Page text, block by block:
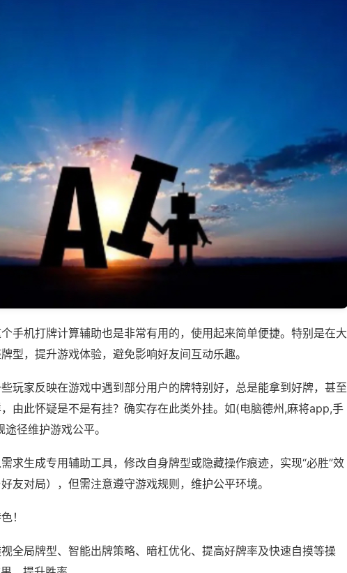
手机打牌计算辅助也是非常有用的，使用起来简单便捷。特别是在大
型，提升游戏体验，避免影响好友间互动乐趣。
玩家反映在游戏中遇到部分用户的牌特别好，总是能拿到好牌，甚至
由此怀疑是不是有挂？确实存在此类外挂。如(电脑德州,麻将app,手
径维护游戏公平。
求生成专用辅助工具，修改自身牌型或隐藏操作痕迹，实现“必胜”效
友对局），但需注意遵守游戏规则，维护公平环境。
！
全局牌型、智能出牌策略、暗杠优化、提高好牌率及快速自摸等操